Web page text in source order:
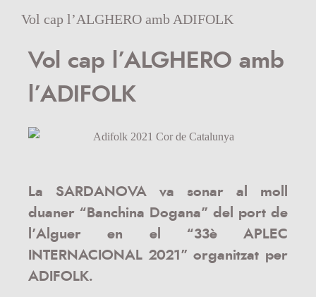
Vol cap l’ALGHERO amb ADIFOLK
Vol cap l’ALGHERO amb
l’ADIFOLK
La SARDANOVA va sonar al moll
duaner “Banchina Dogana” del port de
l’Alguer en el “33è APLEC
INTERNACIONAL 2021” organitzat per
ADIFOLK.